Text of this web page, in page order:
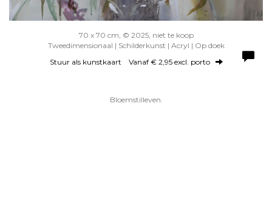
70 x 70 cm, © 2025, niet te koop
Tweedimensionaal | Schilderkunst | Acryl | Op doek
Stuur als kunstkaart Vanaf € 2,95 excl. porto
Bloemstilleven.